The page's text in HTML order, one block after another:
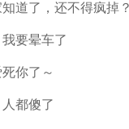
道了，还不得疯掉
要晕车了
你了～
都傻了